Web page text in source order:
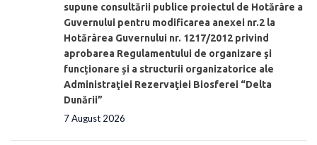
supune consultării publice proiectul de Hotărâre a
Guvernului pentru modificarea anexei nr.2 la
Hotărârea Guvernului nr. 1217/2012 privind
aprobarea Regulamentului de organizare şi
funcționare și a structurii organizatorice ale
Administraţiei Rezervaţiei Biosferei “Delta
Dunării”
7 August 2026